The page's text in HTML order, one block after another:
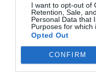
I want to opt-out of
Retention, Sale,
Personal Data that
Purposes for which
Opted Out
CONFIRM
Diario de la
Oír se
“Pedro Sánchez
por Redacción
Artículos anteriores